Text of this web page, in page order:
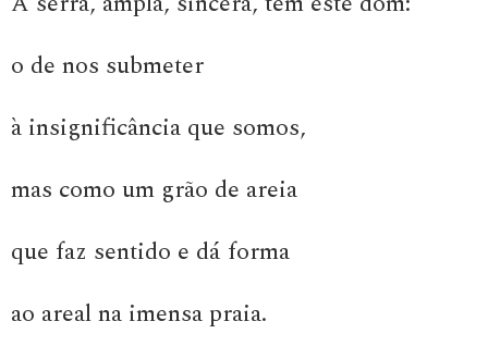
o de nos submeter
à insignificância que somos,
mas como um grão de areia
que faz sentido e dá forma
ao areal na imensa praia.